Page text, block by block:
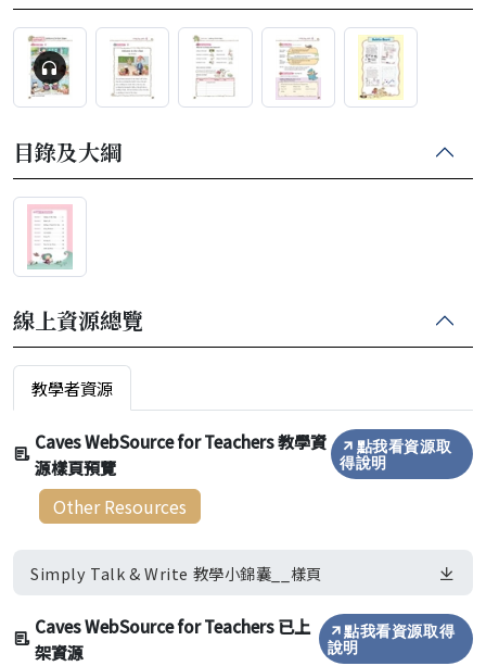
目錄及大綱
線上資源總覽
教學者資源
Caves WebSource for Teachers 教學資
源樣頁預覽
點我看資源取
得說明
Other Resources
Simply Talk & Write 教學小錦囊__樣頁
Caves WebSource for Teachers 已上
架資源
點我看資源取得
說明